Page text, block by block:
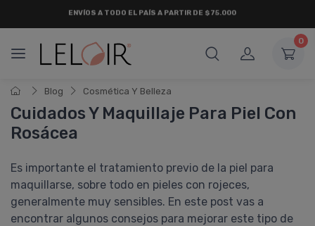
0
Blog Cosmética Y Belleza
Cuidados Y Maquillaje Para Piel Con
Rosácea
Es importante el tratamiento previo de la piel para
maquillarse, sobre todo en pieles con rojeces,
generalmente muy sensibles. En este post vas a
encontrar algunos consejos para mejorar este tipo de